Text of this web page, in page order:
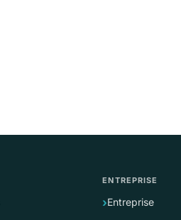
ENTREPRISE
Entreprise